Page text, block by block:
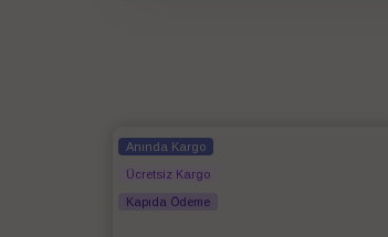
Anında Kargo
Ücretsiz Kargo
Kapıda Ödeme